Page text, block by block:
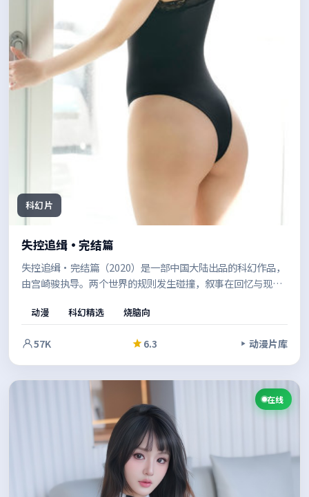
科幻片
失控追缉·完结篇
失控追缉·完结篇（2020）是一部中国大陆出品的科幻作品，
由宫崎骏执导。两个世界的规则发生碰撞，叙事在回忆与现实
光的观众。
动漫 科幻精选 烧脑向
57K 6.3 动漫片库
在线